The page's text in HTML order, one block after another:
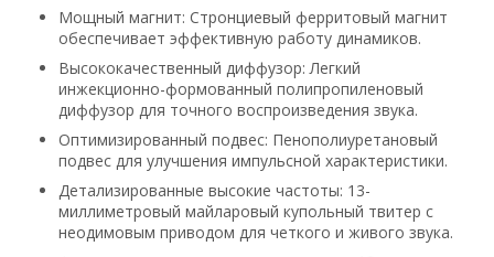
Мощный магнит: Стронциевый ферритовый магнит
обеспечивает эффективную работу динамиков.
Высококачественный диффузор: Легкий
инжекционно-формованный полипропиленовый
диффузор для точного воспроизведения звука.
Оптимизированный подвес: Пенополиуретановый
подвес для улучшения импульсной характеристики.
Детализированные высокие частоты: 13-
миллиметровый майларовый купольный твитер с
неодимовым приводом для четкого и живого звука.